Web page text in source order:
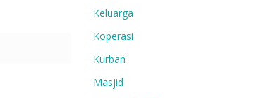
Keluarga
Koperasi
Kurban
Masjid